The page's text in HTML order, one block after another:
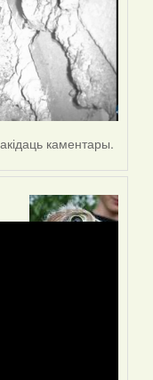
каментары.